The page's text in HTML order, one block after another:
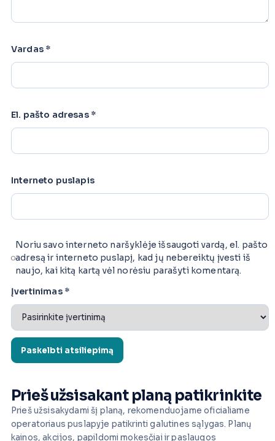
Vardas *
El. pašto adresas *
Interneto puslapis
Noriu savo interneto naršyklėje išsaugoti vardą, el. pašto
adresą ir interneto puslapį, kad jų nebereiktų įvesti iš
naujo, kai kitą kartą vėl norėsiu parašyti komentarą.
Įvertinimas *
Prieš užsisakant planą patikrinkite
Prieš užsisakydami šį planą, rekomenduojame oficialiame
operatoriaus puslapyje patikrinti galutines sąlygas. Planų
kainos, akcijos, papildomi mokesčiai ir paslaugos